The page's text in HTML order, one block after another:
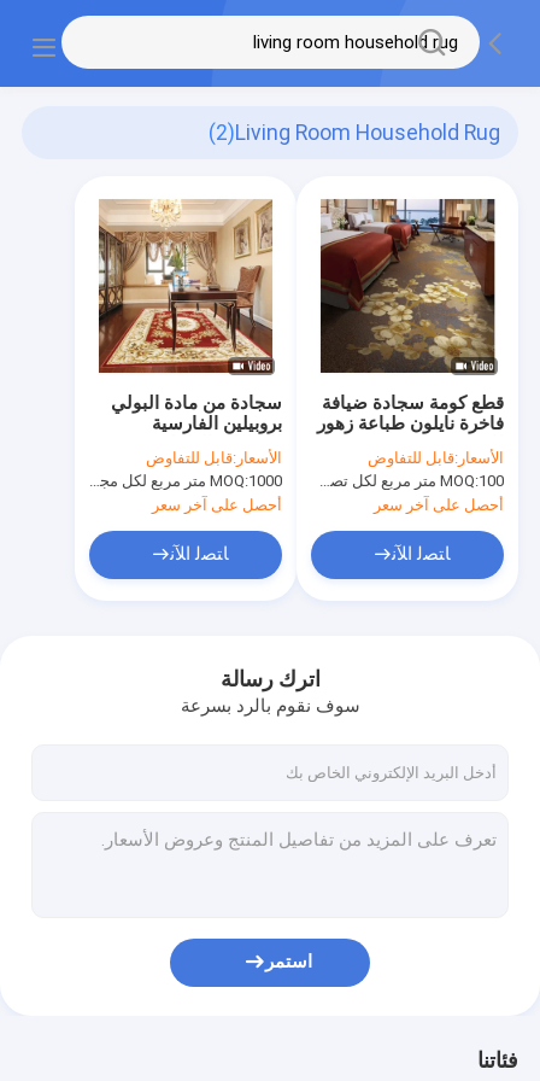
Living Room Household Rug
(2)
سجادة من مادة البولي
بروبيلين الفارسية
للمناطق الداخلية من
ويلتون لغرفة المعيشة
الأسعار:قابل للتفاوض
MOQ:1000 متر مربع لكل مجموعة ألوان
أحصل على آخر سعر
ﺎﺘﺼﻟ ﺍﻶﻧ
قطع كومة سجادة ضيافة
فاخرة نايلون طباعة زهور
للفندق
الأسعار:قابل للتفاوض
MOQ:100 متر مربع لكل تصميم
أحصل على آخر سعر
ﺎﺘﺼﻟ ﺍﻶﻧ
اترك رسالة
سوف نقوم بالرد بسرعة
استمر
فئاتنا